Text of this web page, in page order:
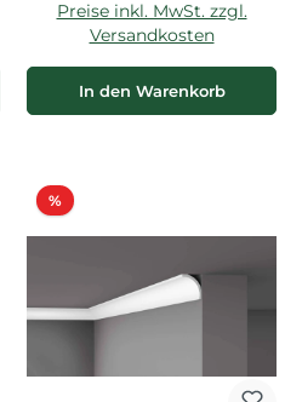
Preise inkl. MwSt. zzgl.
Versandkosten
In den Warenkorb
%Rabatt